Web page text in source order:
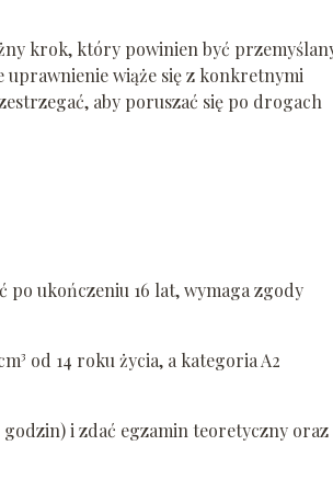
krok, który powinien być
uprawnienie wiąże się z konkretnymi
aby poruszać się po drogach
po ukończeniu 16 lat, wymaga zgody
od 14 roku życia, a kategoria A2
i zdać egzamin teoretyczny oraz